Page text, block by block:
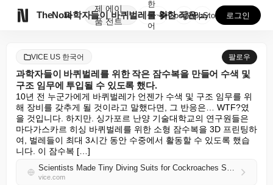
TheNote
제
품
에이
전트
과학자들이 바퀴벌레를 위한 작은 잠수복을 만들어 수색 ...
한
국
어
GooglePlay
AppStore 로그인
VICE US 한국어 팔로우
과학자들이 바퀴벌레를 위한 작은 잠수복을 만들어 수색 및
구조 임무에 투입될 수 있도록 했다.
10년 전 누군가에게 바퀴벌레가 언젠가 수색 및 구조 임무를 위
해 장비를 갖추게 될 것이라고 말했다면, 그 반응은… WTF?였
을 것입니다. 하지만. 싱가포르 난양 기술대학교의 연구원들은
마다가스카르 히싱 바퀴벌레를 위한 소형 잠수복을 3D 프린팅하
여, 벌레들이 최대 3시간 동안 수중에서 활동할 수 있도록 했습
니다. 이 잠수복 […]
Scientists Made Tiny Diving Suits for Cockroaches So They Can Help in Search-and-Rescue Missions
vice.com